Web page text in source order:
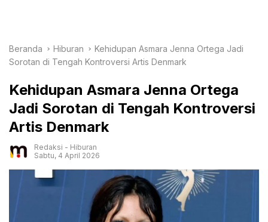
Beranda Hiburan
Kehidupan Asmara Jenna Ortega Jadi
Sorotan di Tengah Kontroversi Artis Denmark
Kehidupan Asmara Jenna Ortega
Jadi Sorotan di Tengah Kontroversi
Artis Denmark
Redaksi - Hiburan
Sabtu, 4 April 2026